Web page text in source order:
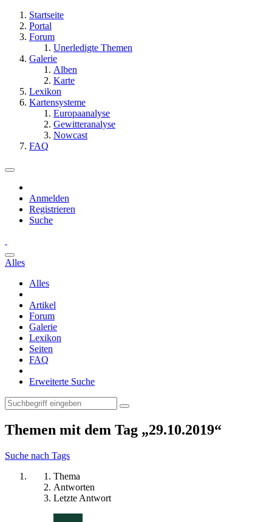
Startseite
Portal
Forum
Unerledigte Themen
Galerie
Alben
Karte
Lexikon
Kartensysteme
Europaanalyse
Gewitteranalyse
Nowcast
FAQ
Anmelden
Registrieren
Suche
Alles
Alles
Artikel
Forum
Galerie
Lexikon
Seiten
FAQ
Erweiterte Suche
Themen mit dem Tag „29.10.2019“
Suche nach Tags
Thema
Antworten
Letzte Antwort